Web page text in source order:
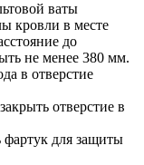
ваты
кровли в месте
до
не менее 380 мм.
в отверстие
отверстие в
фартук для защиты